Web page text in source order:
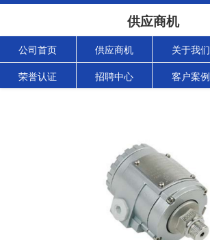
供应商机
公司首页 供应商机 关于我们
荣誉认证 招聘中心 客户案例